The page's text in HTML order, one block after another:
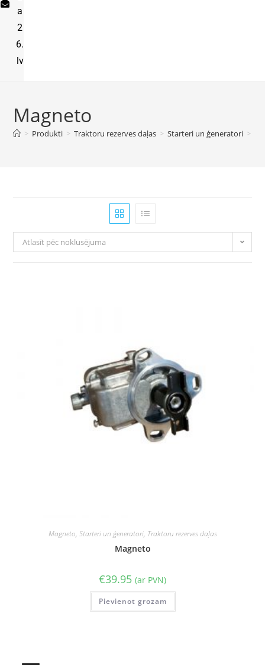
a
2
6.
lv
Magneto
> Produkti > Traktoru rezerves daļas > Starteri un ģeneratori >
Atlasīt pēc noklusējuma
Magneto, Starteri un ģeneratori, Traktoru rezerves daļas
Magneto
€39.95 (ar PVN)
Pievienot grozam